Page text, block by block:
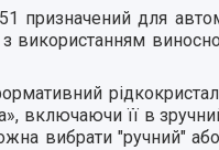
призначений для
використанням
включаючи її в
вибрати "ручний"